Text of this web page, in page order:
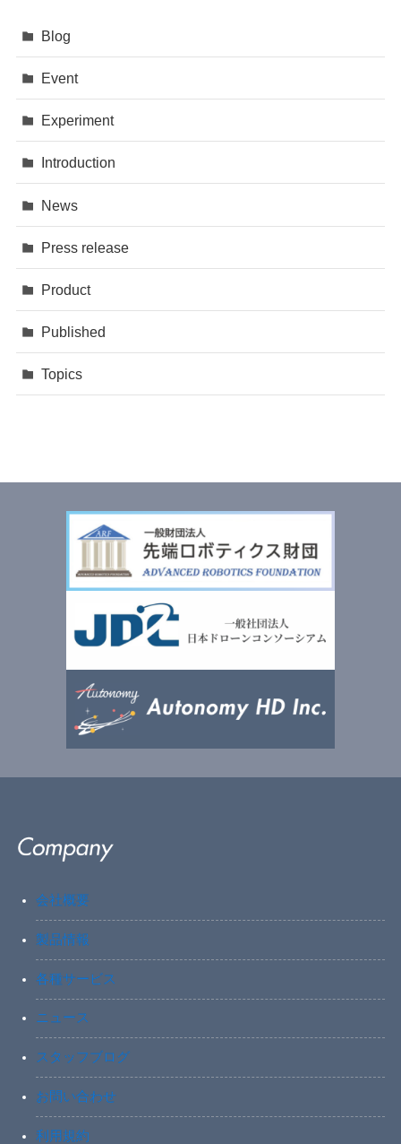
Blog
Event
Experiment
Introduction
News
Press release
Product
Published
Topics
会社概要
製品情報
各種サービス
ニュース
スタッフブログ
お問い合わせ
利用規約